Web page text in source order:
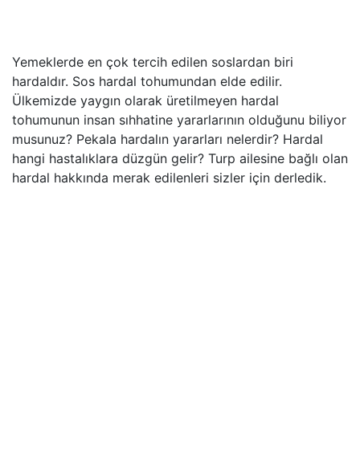
Yemeklerde en çok tercih edilen soslardan biri
hardaldır. Sos hardal tohumundan elde edilir.
Ülkemizde yaygın olarak üretilmeyen hardal
tohumunun insan sıhhatine yararlarının olduğunu biliyor
musunuz? Pekala hardalın yararları nelerdir? Hardal
hangi hastalıklara düzgün gelir? Turp ailesine bağlı olan
hardal hakkında merak edilenleri sizler için derledik.